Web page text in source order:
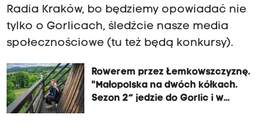
Radia Kraków, bo będziemy opowiadać nie
tylko o Gorlicach, śledźcie nasze media
społecznościowe (tu też będą konkursy).
Rowerem przez Łemkowszczyznę.
"Małopolska na dwóch kółkach.
Sezon 2” jedzie do Gorlic i w